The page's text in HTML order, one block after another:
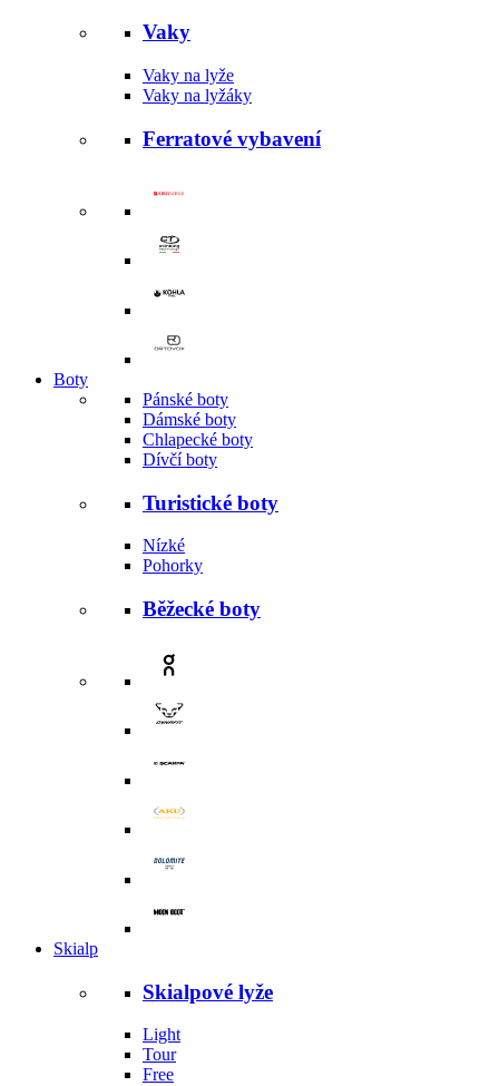
Vaky
Vaky na lyže
Vaky na lyžáky
Ferratové vybavení
Boty
Pánské boty
Dámské boty
Chlapecké boty
Dívčí boty
Turistické boty
Nízké
Pohorky
Běžecké boty
Skialp
Skialpové lyže
Light
Tour
Free